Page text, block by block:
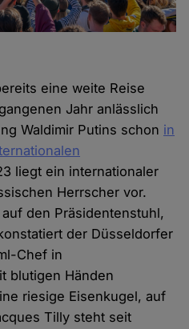
eine weite Reise
Jahr anlässlich
Waldimir Putins schon in
liegt ein internationaler
Herrscher vor.
den Präsidentenstuhl,
der Düsseldorfer
Chef in
blutigen Händen
riesige Eisenkugel, auf
Tilly steht seit